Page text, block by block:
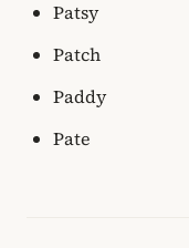
Patsy
Patch
Paddy
Pate